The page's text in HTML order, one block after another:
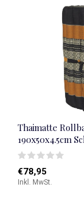
Thaimatte
190x50x4.5cm
€78,95
Inkl. MwSt.